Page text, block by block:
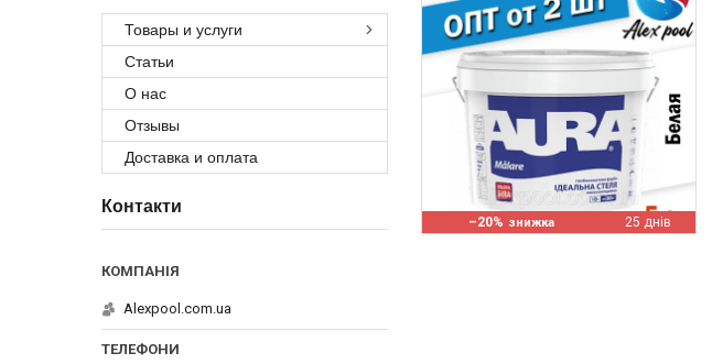
–20% 25 днів
Товары и услуги
Статьи
О нас
Отзывы
Доставка и оплата
Контакти
Alexpool.com.ua